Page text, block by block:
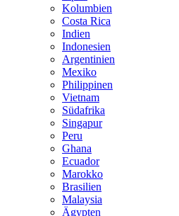
Kolumbien
Costa Rica
Indien
Indonesien
Argentinien
Mexiko
Philippinen
Vietnam
Südafrika
Singapur
Peru
Ghana
Ecuador
Marokko
Brasilien
Malaysia
Ägypten